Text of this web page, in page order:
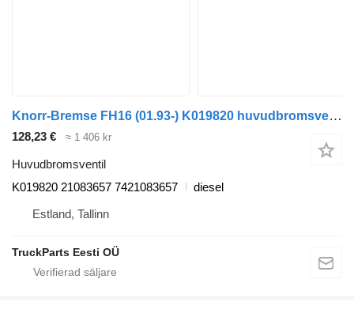
Knorr-Bremse FH16 (01.93-) K019820 huvudbromsventil till Volvo FH12, FH16, NH12, FH, VNL780 (1993-2014) dragbil
128,23 € ≈ 1 406 kr
Huvudbromsventil
K019820 21083657 7421083657
diesel
Estland, Tallinn
TruckParts Eesti OÜ